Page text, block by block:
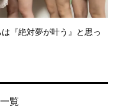
『絶対夢が叶う』と思っ
覧